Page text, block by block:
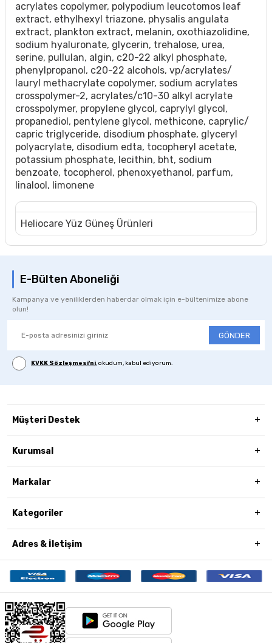
acrylates copolymer, polypodium leucotomos leaf
extract, ethylhexyl triazone, physalis angulata
extract, plankton extract, melanin, oxothiazolidine,
sodium hyaluronate, glycerin, trehalose, urea,
serine, pullulan, algin, c20-22 alkyl phosphate,
phenylpropanol, c20-22 alcohols, vp/​acrylates/​
lauryl methacrylate copolymer, sodium acrylates
crosspolymer-2, acrylates/​c10-30 alkyl acrylate
crosspolymer, propylene glycol, caprylyl glycol,
propanediol, pentylene glycol, methicone, caprylic/​
capric triglyceride, disodium phosphate, glyceryl
polyacrylate, disodium edta, tocopheryl acetate,
potassium phosphate, lecithin, bht, sodium
benzoate, tocopherol, phenoxyethanol, parfum,
linalool, limonene
Heliocare Yüz Güneş Ürünleri
E-Bülten Aboneliği
Kampanya ve yeniliklerden haberdar olmak için e-bültenimize abone
olun!
GÖNDER
KVKK Sözleşmesi'ni, okudum, kabul ediyorum.
Müşteri Destek
Kurumsal
Markalar
Kategoriler
Adres & İletişim